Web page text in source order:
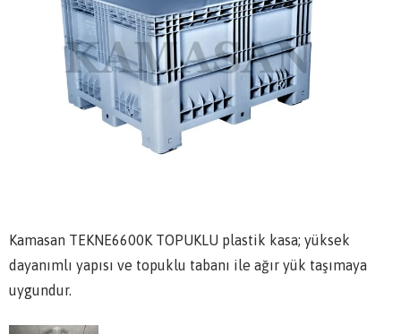
Kamasan TEKNE6600K TOPUKLU plastik kasa; yüksek
dayanımlı yapısı ve topuklu tabanı ile ağır yük taşımaya
uygundur.